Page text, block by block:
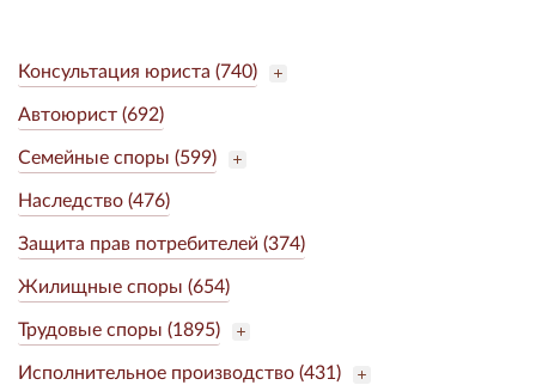
Консультация юриста (740)
Автоюрист (692)
Семейные споры (599)
Наследство (476)
Защита прав потребителей (374)
Жилищные споры (654)
Трудовые споры (1895)
Исполнительное производство (431)